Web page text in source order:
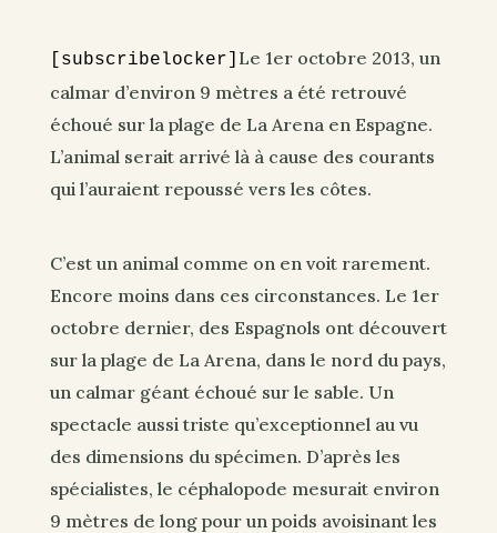
[subscribelocker] Le 1er octobre 2013, un
calmar d’environ 9 mètres a été retrouvé
échoué sur la plage de La Arena en Espagne.
L’animal serait arrivé là à cause des courants
qui l’auraient repoussé vers les côtes.
C’est un animal comme on en voit rarement.
Encore moins dans ces circonstances. Le 1er
octobre dernier, des Espagnols ont découvert
sur la plage de La Arena, dans le nord du pays,
un calmar géant échoué sur le sable. Un
spectacle aussi triste qu’exceptionnel au vu
des dimensions du spécimen. D’après les
spécialistes, le céphalopode mesurait environ
9 mètres de long pour un poids avoisinant les